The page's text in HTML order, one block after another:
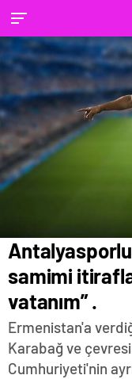
samimi
vatanım” .
Ermenistan'a
Karabağ ve
Cumhuriyeti'nin